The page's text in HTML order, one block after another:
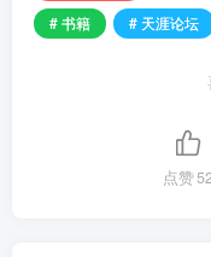
# 书籍
# 天涯论坛
点赞